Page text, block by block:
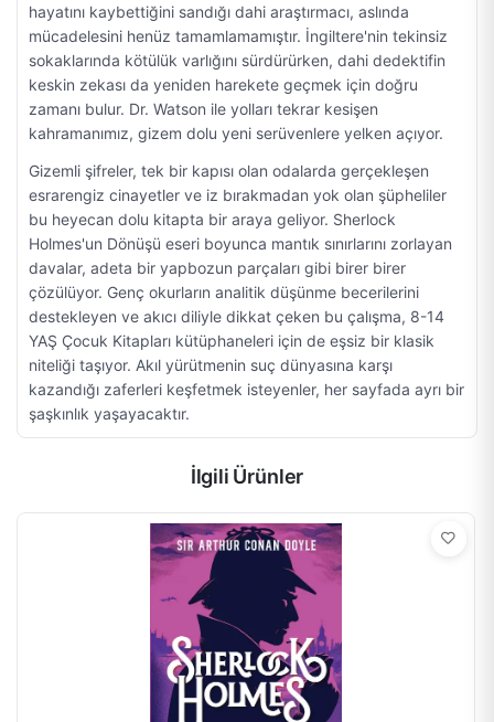
hayatını kaybettiğini sandığı dahi araştırmacı, aslında
mücadelesini henüz tamamlamamıştır. İngiltere'nin tekinsiz
sokaklarında kötülük varlığını sürdürürken, dahi dedektifin
keskin zekası da yeniden harekete geçmek için doğru
zamanı bulur. Dr. Watson ile yolları tekrar kesişen
kahramanımız, gizem dolu yeni serüvenlere yelken açıyor.
Gizemli şifreler, tek bir kapısı olan odalarda gerçekleşen
esrarengiz cinayetler ve iz bırakmadan yok olan şüpheliler
bu heyecan dolu kitapta bir araya geliyor. Sherlock
Holmes'un Dönüşü eseri boyunca mantık sınırlarını zorlayan
davalar, adeta bir yapbozun parçaları gibi birer birer
çözülüyor. Genç okurların analitik düşünme becerilerini
destekleyen ve akıcı diliyle dikkat çeken bu çalışma, 8-14
YAŞ Çocuk Kitapları kütüphaneleri için de eşsiz bir klasik
niteliği taşıyor. Akıl yürütmenin suç dünyasına karşı
kazandığı zaferleri keşfetmek isteyenler, her sayfada ayrı bir
şaşkınlık yaşayacaktır.
İlgili Ürünler